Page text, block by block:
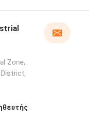
Zone,
District,